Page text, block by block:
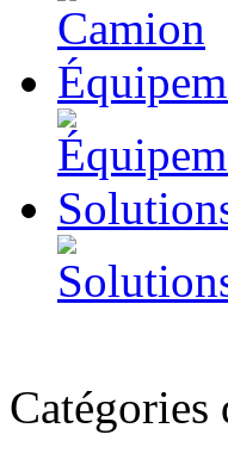
Catégories